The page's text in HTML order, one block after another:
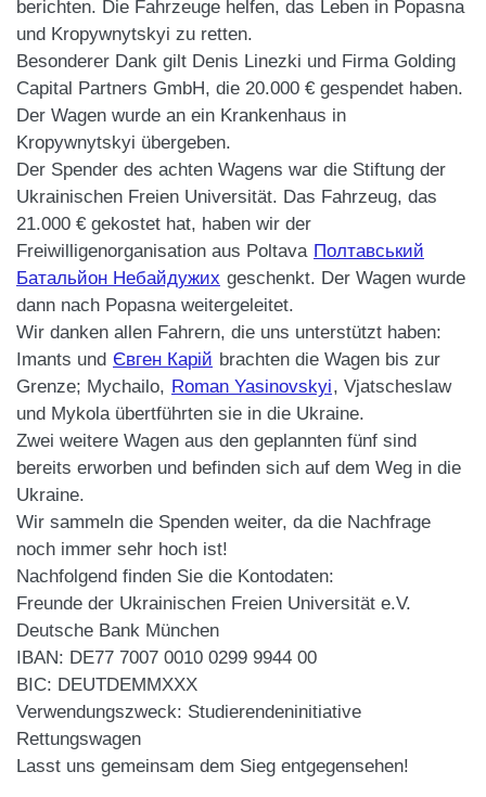
berichten. Die Fahrzeuge helfen, das Leben in Popasna
und Kropywnytskyi zu retten.
Besonderer Dank gilt Denis Linezki und Firma Golding
Capital Partners GmbH, die 20.000 € gespendet haben.
Der Wagen wurde an ein Krankenhaus in
Kropywnytskyi übergeben.
Der Spender des achten Wagens war die Stiftung der
Ukrainischen Freien Universität. Das Fahrzeug, das
21.000 € gekostet hat, haben wir der
Freiwilligenorganisation aus Poltava Полтавський
Батальйон Небайдужих geschenkt. Der Wagen wurde
dann nach Popasna weitergeleitet.
Wir danken allen Fahrern, die uns unterstützt haben:
Imants und Євген Карій brachten die Wagen bis zur
Grenze; Mychailo, Roman Yasinovskyi, Vjatscheslaw
und Mykola übertführten sie in die Ukraine.
Zwei weitere Wagen aus den geplannten fünf sind
bereits erworben und befinden sich auf dem Weg in die
Ukraine.
Wir sammeln die Spenden weiter, da die Nachfrage
noch immer sehr hoch ist!
Nachfolgend finden Sie die Kontodaten:
Freunde der Ukrainischen Freien Universität e.V.
Deutsche Bank München
IBAN: DE77 7007 0010 0299 9944 00
BIC: DEUTDEMMXXX
Verwendungszweck: Studierendeninitiative
Rettungswagen
Lasst uns gemeinsam dem Sieg entgegensehen!